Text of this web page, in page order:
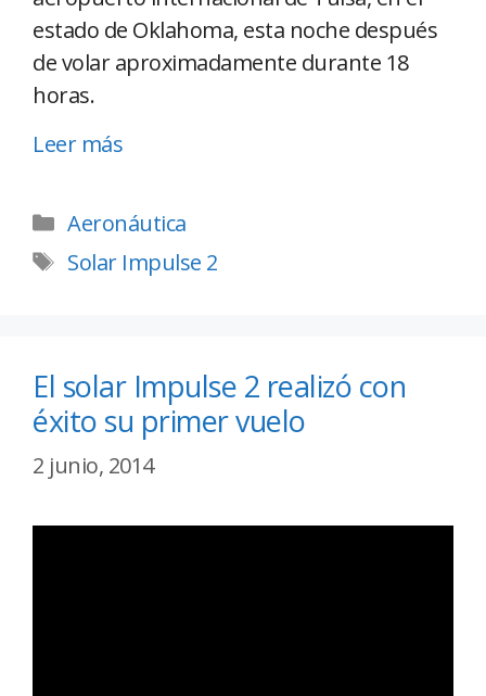
estado de Oklahoma, esta noche después
de volar aproximadamente durante 18
horas.
Leer más
Aeronáutica
Solar Impulse 2
El solar Impulse 2 realizó con
éxito su primer vuelo
2 junio, 2014